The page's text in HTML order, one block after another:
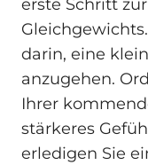
erste Schritt
darin, eine
anzugehen.
Ihrer
stärkeres
erledigen Sie